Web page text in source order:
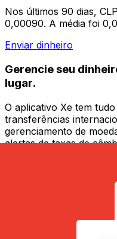
Nos últimos 90 dias,
0,00090. A média foi
Enviar dinheiro
Gerencie seu
lugar.
O aplicativo Xe tem
transferências
gerenciamento de
alertas de taxas de